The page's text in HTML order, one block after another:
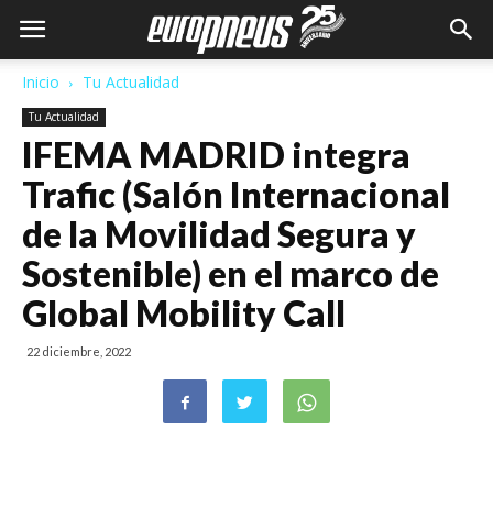
Inicio Tu Actualidad
Tu Actualidad
IFEMA MADRID integra
Trafic (Salón Internacional
de la Movilidad Segura y
Sostenible) en el marco de
Global Mobility Call
22 diciembre, 2022